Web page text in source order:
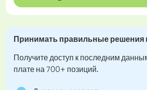
Принимать правильные решения
Получите доступ к последним
плате на 700+ позиций.